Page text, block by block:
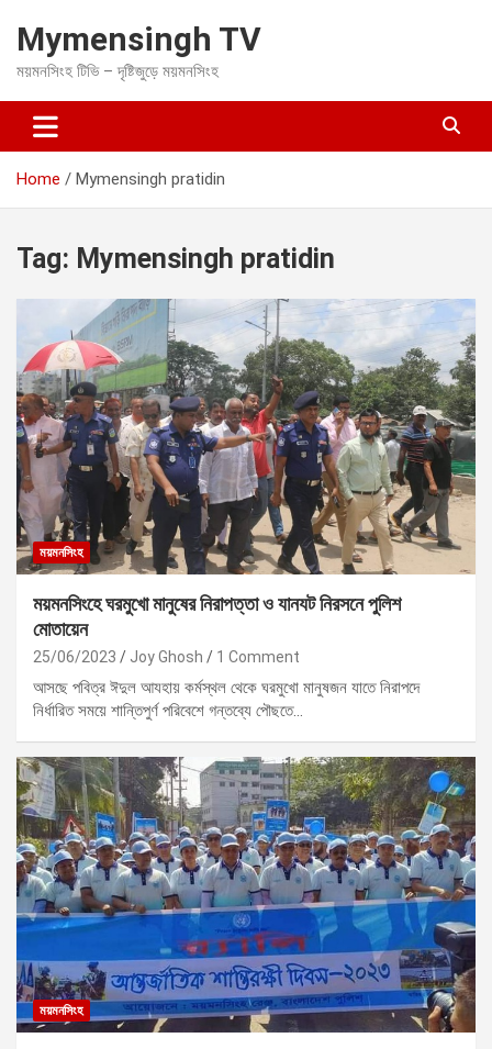
t
c
Mymensingh TV
ময়মনসিংহ টিভি – দৃষ্টিজুড়ে ময়মনসিংহ
Home Mymensingh pratidin
Tag: Mymensingh pratidin
ময়মনসিংহ
ময়মনসিংহে ঘরমুখো মানুষের নিরাপত্তা ও যানযট নিরসনে পুলিশ
মোতায়েন
25/06/2023 Joy Ghosh 1 Comment
আসছে পবিত্র ঈদুল আযহায় কর্মস্থল থেকে ঘরমুখো মানুষজন যাতে নিরাপদে
নির্ধারিত সময়ে শান্তিপুর্ণ পরিবেশে গন্তব্যে পৌছতে…
ময়মনসিংহ